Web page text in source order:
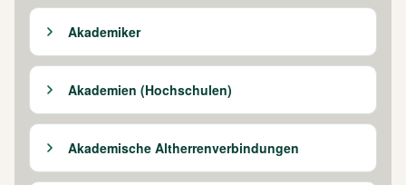
Akademiker
Akademien (Hochschulen)
Akademische Altherrenverbindungen